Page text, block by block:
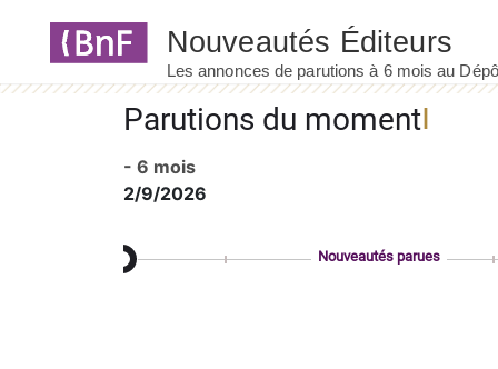
Parutions du moment
- 6 mois
2/9/2026
Nouveautés parues